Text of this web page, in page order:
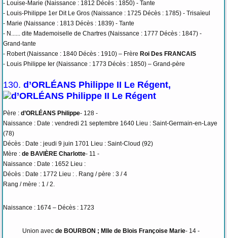
- Louise-Marie (Naissance : 1812 Décès : 1850) - Tante
- Louis-Philippe 1er Dit Le Gros (Naissance : 1725 Décès : 1785) - Trisaïeul
- Marie (Naissance : 1813 Décès : 1839) - Tante
- N...... dite Mademoiselle de Chartres (Naissance : 1777 Décès : 1847) -
Grand-tante
- Robert (Naissance : 1840 Décès : 1910) – Frère Roi Des FRANCAIS
- Louis Philippe Ier (Naissance : 1773 Décès : 1850) – Grand-père
130. d’ORLÉANS Philippe II Le Régent,
Père : d’ORLÉANS Philippe- 128 -
Naissance : Date : vendredi 21 septembre 1640 Lieu : Saint-Germain-en-Laye
(78)
Décès : Date : jeudi 9 juin 1701 Lieu : Saint-Cloud (92)
Mère : de BAVIÈRE Charlotte- 11 -
Naissance : Date : 1652 Lieu :
Décès : Date : 1772 Lieu : . Rang / père : 3 / 4
Rang / mère : 1 / 2.
Naissance : 1674 – Décès : 1723
Union avec de BOURBON ; Mlle de Blois Françoise Marie- 14 -